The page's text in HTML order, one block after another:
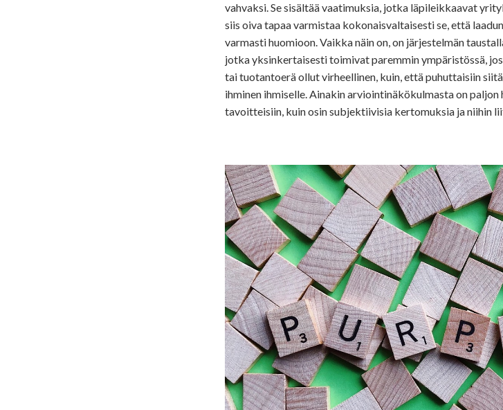
vahvaksi. Se sisältää vaatimuksia, jotka läpileikkaavat
siis oiva tapaa varmistaa kokonaisvaltaisesti se, että
varmasti huomioon. Vaikka näin on, on järjestelmän
jotka yksinkertaisesti toimivat paremmin ympäristössä,
tai tuotantoerä ollut virheellinen, kuin, että puhuttaisiin
ihminen ihmiselle. Ainakin arviointinäkökulmasta on
tavoitteisiin, kuin osin subjektiivisia kertomuksia ja niihin